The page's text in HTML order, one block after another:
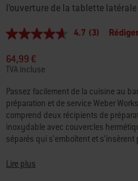
l’ouverture de la tablette latérale
4.7
sur
5,
valeur
de
la
note
moyenne.
Read
3
Reviews.
sur
la
4.7 (3)
64,99 €
TVA incluse
Passez facilement de la cuisine au
préparation et de service Weber
comprend deux récipients de
inoxydable avec couvercles
séparés qui s’emboîtent et
fumoirs à pellets Weber. Faites
Lire plus